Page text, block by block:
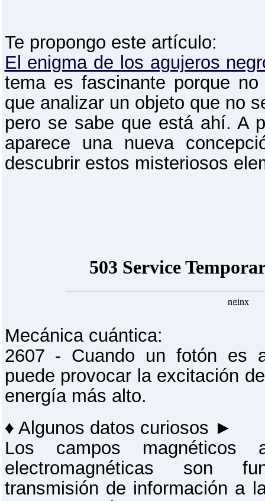
Te propongo este artículo:
El enigma de los agujeros
tema es fascinante porque
que analizar un objeto que no
pero se sabe que está ahí. A
aparece una nueva
descubrir estos misteriosos
Mecánica cuántica:
2607 - Cuando un fotón es
puede provocar la excitación
energía más alto.
♦ Algunos datos curiosos ►
Los campos
electromagnéticas son
transmisión de información a